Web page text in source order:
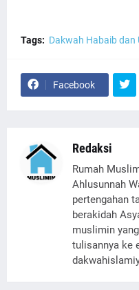
Tags: Dakwah Habaib dan
Facebook
Redaksi
Rumah
Ahlusunnah
pertengahan
berakidah
muslimin
tulisannya ke